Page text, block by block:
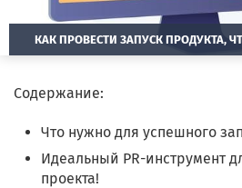
КАК ПРОВЕСТИ ЗАПУСК ПРОДУКТА,
Содержание:
Что нужно для успешного
Идеальный PR-инструмент
проекта!